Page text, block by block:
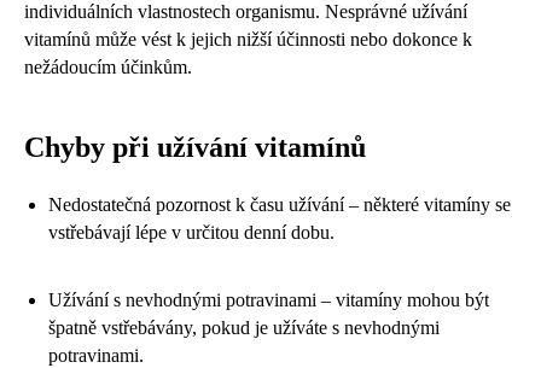
individuálních vlastnostech organismu. Nesprávné užívání
vitamínů může vést k jejich nižší účinnosti nebo dokonce k
nežádoucím účinkům.
Chyby při užívání vitamínů
Nedostatečná pozornost k času užívání – některé vitamíny se
vstřebávají lépe v určitou denní dobu.
Užívání s nevhodnými potravinami – vitamíny mohou být
špatně vstřebávány, pokud je užíváte s nevhodnými
potravinami.